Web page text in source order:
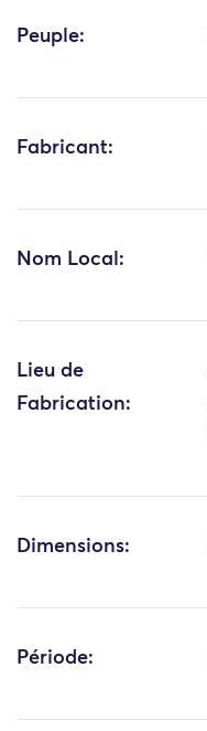
Peuple:
Fabricant:
Nom Local:
Lieu de
Fabrication:
Dimensions:
Période: